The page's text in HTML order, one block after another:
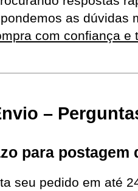
as dúvidas
com confiança e
–
para postagem
seu pedido em até